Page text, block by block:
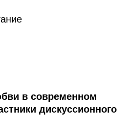
в современном
дискуссионного